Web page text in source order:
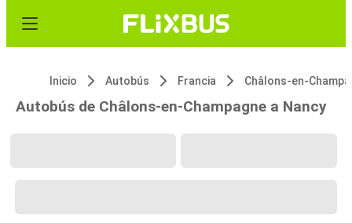
Inicio Autobús Francia
Autobús de Châlons-en-Champagne a Nancy